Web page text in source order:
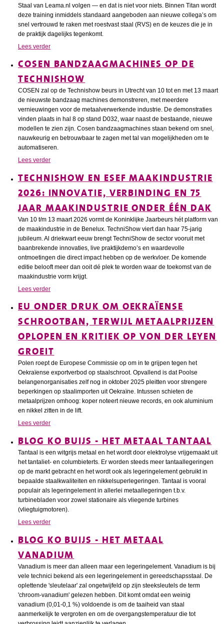
Staal van Leama.nl volgen — en dat is niet voor niets. Binnen Titan wordt
deze training inmiddels standaard aangeboden aan nieuwe collega’s om
snel vertrouwd te raken met roestvast staal (RVS) en de keuzes die je in
de praktijk dagelijks tegenkomt.
Lees verder
COSEN BANDZAAGMACHINES OP DE
TECHNISHOW
COSEN zal op de Technishow beurs in Utrecht van 10 tot en met 13 maart
de nieuwste bandzaag machines demonstreren, met meerdere
vernieuwingen voor de metaalverwerkende industrie. De demonstraties
vinden plaats in hal 8 op stand D032, waar naast de bestaande, nieuwe
modellen te zien zijn. Cosen bandzaagmachines staan bekend om snel,
nauwkeurig en betrouwbaar te zagen met tal van mogelijkheden om te
automatiseren.
Lees verder
TECHNISHOW EN ESEF MAAKINDUSTRIE
2026: INNOVATIE, VERBINDING EN 75
JAAR MAAKINDUSTRIE ONDER ÉÉN DAK
Van 10 t/m 13 maart 2026 vormt de Koninklijke Jaarbeurs hét platform van
de maakindustrie in de Benelux. TechniShow viert dan haar 75-jarig
jubileum. Al driekwart eeuw brengt TechniShow de sector vooruit met
baanbrekende innovaties, live praktijkdemo’s en waardevolle
ontmoetingen die direct impact hebben op de werkvloer. De komende
editie belooft meer dan ooit dé plek te worden waar de toekomst van de
maakindustrie vorm krijgt.
Lees verder
EU ONDER DRUK OM OEKRAÏENSE
SCHROOTBAN, TERWIJL METAALPRIJZEN
OPLOPEN EN KRITIEK OP VON DER LEYEN
GROEIT
Polen roept de Europese Commissie op om in te grijpen tegen het
Oekraïense exportverbod op staalschroot. Opvallend is dat Poolse
belangenorganisaties zelf nog in oktober 2025 pleitten voor strengere
beperkingen op staalimporten uit Oekraïne. Intussen schieten de
metaalprijzen omhoog: koper noteert nieuwe records, en ook aluminium
en nikkel zitten in de lift.
Lees verder
BLOG KO BUIJS - HET METAAL TANTAAL
Tantaal is een witgrijs metaal en het wordt door elektrolyse vrijgemaakt uit
het tantaliet- en columbieterts. Er worden steeds meer tantaallegeringen
op de markt gebracht en het wordt ook als legeringelement gebruikt in
bepaalde staalkwaliteiten en nikkelsuperlegeringen. Tantaal is vooral
populair als legeringelement in allerlei metaallegeringen t.b.v.
turbinebladen voor zowel stationaire als vliegende turbines
(vliegtuigmotoren).
Lees verder
BLOG KO BUIJS - HET METAAL
VANADIUM
Vanadium is meer dan alleen maar een legeringelement. Vanadium is bij
vele technici bekend als een legeringelement in gereedschapsstaal. De
oplettende 'sleutelaar' zal ongetwijfeld op zijn steeksleutels de term
'chroom-vanadium' gelezen hebben. Dit komt omdat een weinig
vanadium (0,01-0,1 %) voldoende is om de taaiheid van staal
aanmerkelijk te vergroten en om de overgangstemperatuur die tot